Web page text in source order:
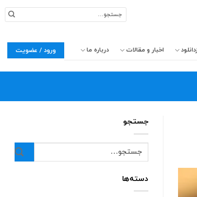
برای:
اخبار و مقالات درباره ما ورود / عضویت
جستجو
دسته‌ها